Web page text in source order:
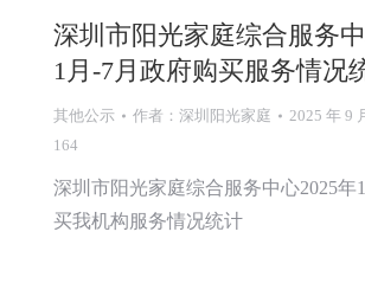
深圳市阳光家庭综合服务
1月-7月政府购买服务情况
其他公示 作者： 深圳阳光家庭 2025 年 9
164
深圳市阳光家庭综合服务中心2025年
买我机构服务情况统计